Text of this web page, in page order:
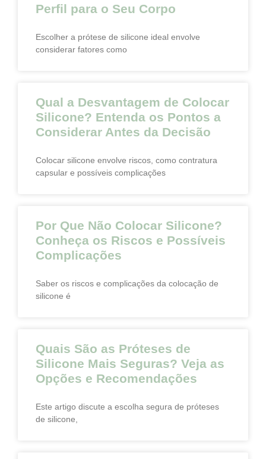
Perfil para o Seu Corpo
Escolher a prótese de silicone ideal envolve
considerar fatores como
Qual a Desvantagem de Colocar
Silicone? Entenda os Pontos a
Considerar Antes da Decisão
Colocar silicone envolve riscos, como contratura
capsular e possíveis complicações
Por Que Não Colocar Silicone?
Conheça os Riscos e Possíveis
Complicações
Saber os riscos e complicações da colocação de
silicone é
Quais São as Próteses de
Silicone Mais Seguras? Veja as
Opções e Recomendações
Este artigo discute a escolha segura de próteses
de silicone,